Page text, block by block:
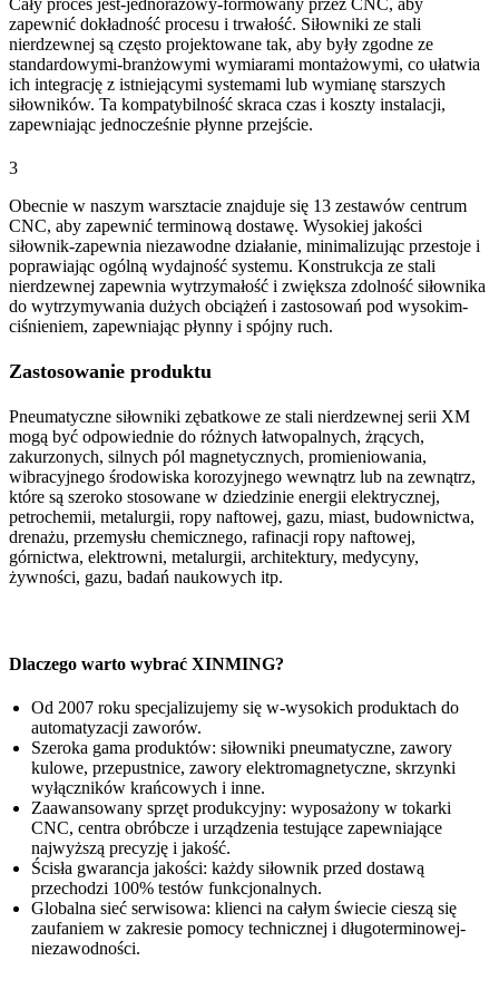
zapewnić dokładność procesu i trwałość. Siłowniki ze stali
nierdzewnej są często projektowane tak, aby były zgodne ze
standardowymi-branżowymi wymiarami montażowymi, co ułatwia
ich integrację z istniejącymi systemami lub wymianę starszych
siłowników. Ta kompatybilność skraca czas i koszty instalacji,
zapewniając jednocześnie płynne przejście.
3
Obecnie w naszym warsztacie znajduje się 13 zestawów centrum
CNC, aby zapewnić terminową dostawę. Wysokiej jakości
siłownik-zapewnia niezawodne działanie, minimalizując przestoje i
poprawiając ogólną wydajność systemu. Konstrukcja ze stali
nierdzewnej zapewnia wytrzymałość i zwiększa zdolność siłownika
do wytrzymywania dużych obciążeń i zastosowań pod wysokim-
ciśnieniem, zapewniając płynny i spójny ruch.
Zastosowanie produktu
Pneumatyczne siłowniki zębatkowe ze stali nierdzewnej serii XM
mogą być odpowiednie do różnych łatwopalnych, żrących,
zakurzonych, silnych pól magnetycznych, promieniowania,
wibracyjnego środowiska korozyjnego wewnątrz lub na zewnątrz,
które są szeroko stosowane w dziedzinie energii elektrycznej,
petrochemii, metalurgii, ropy naftowej, gazu, miast, budownictwa,
drenażu, przemysłu chemicznego, rafinacji ropy naftowej,
górnictwa, elektrowni, metalurgii, architektury, medycyny,
żywności, gazu, badań naukowych itp.
Dlaczego warto wybrać XINMING?
Od 2007 roku specjalizujemy się w-wysokich produktach do
automatyzacji zaworów.
Szeroka gama produktów: siłowniki pneumatyczne, zawory
kulowe, przepustnice, zawory elektromagnetyczne, skrzynki
wyłączników krańcowych i inne.
Zaawansowany sprzęt produkcyjny: wyposażony w tokarki
CNC, centra obróbcze i urządzenia testujące zapewniające
najwyższą precyzję i jakość.
Ścisła gwarancja jakości: każdy siłownik przed dostawą
przechodzi 100% testów funkcjonalnych.
Globalna sieć serwisowa: klienci na całym świecie cieszą się
zaufaniem w zakresie pomocy technicznej i długoterminowej-
niezawodności.